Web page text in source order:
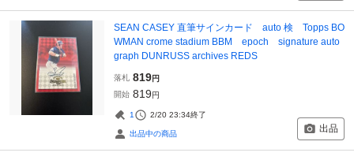
SEAN CASEY 直筆サインカード auto 検 Topps BO
WMAN crome stadium BBM epoch signature auto
graph DUNRUSS archives REDS
落札 819円
開始 819円
1 2/20 23:34終了
出品中の商品 出品